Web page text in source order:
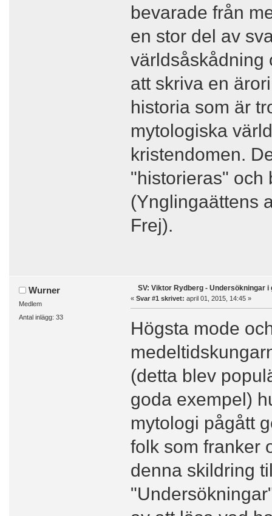
bevarade från
en stor del av
världsåskådning
att skriva en
historia som är
mytologiska
kristendomen.
"historieras" och
(Ynglingaättens
Frej).
Wurner
Medlem
Antal inlägg: 33
SV: Viktor Rydberg - Undersökningar
« Svar #1 skrivet: april 01, 2015, 14:45 »
Högsta mode
(detta blev
goda exempel)
mytologi pågått
folk som franker
denna skildring